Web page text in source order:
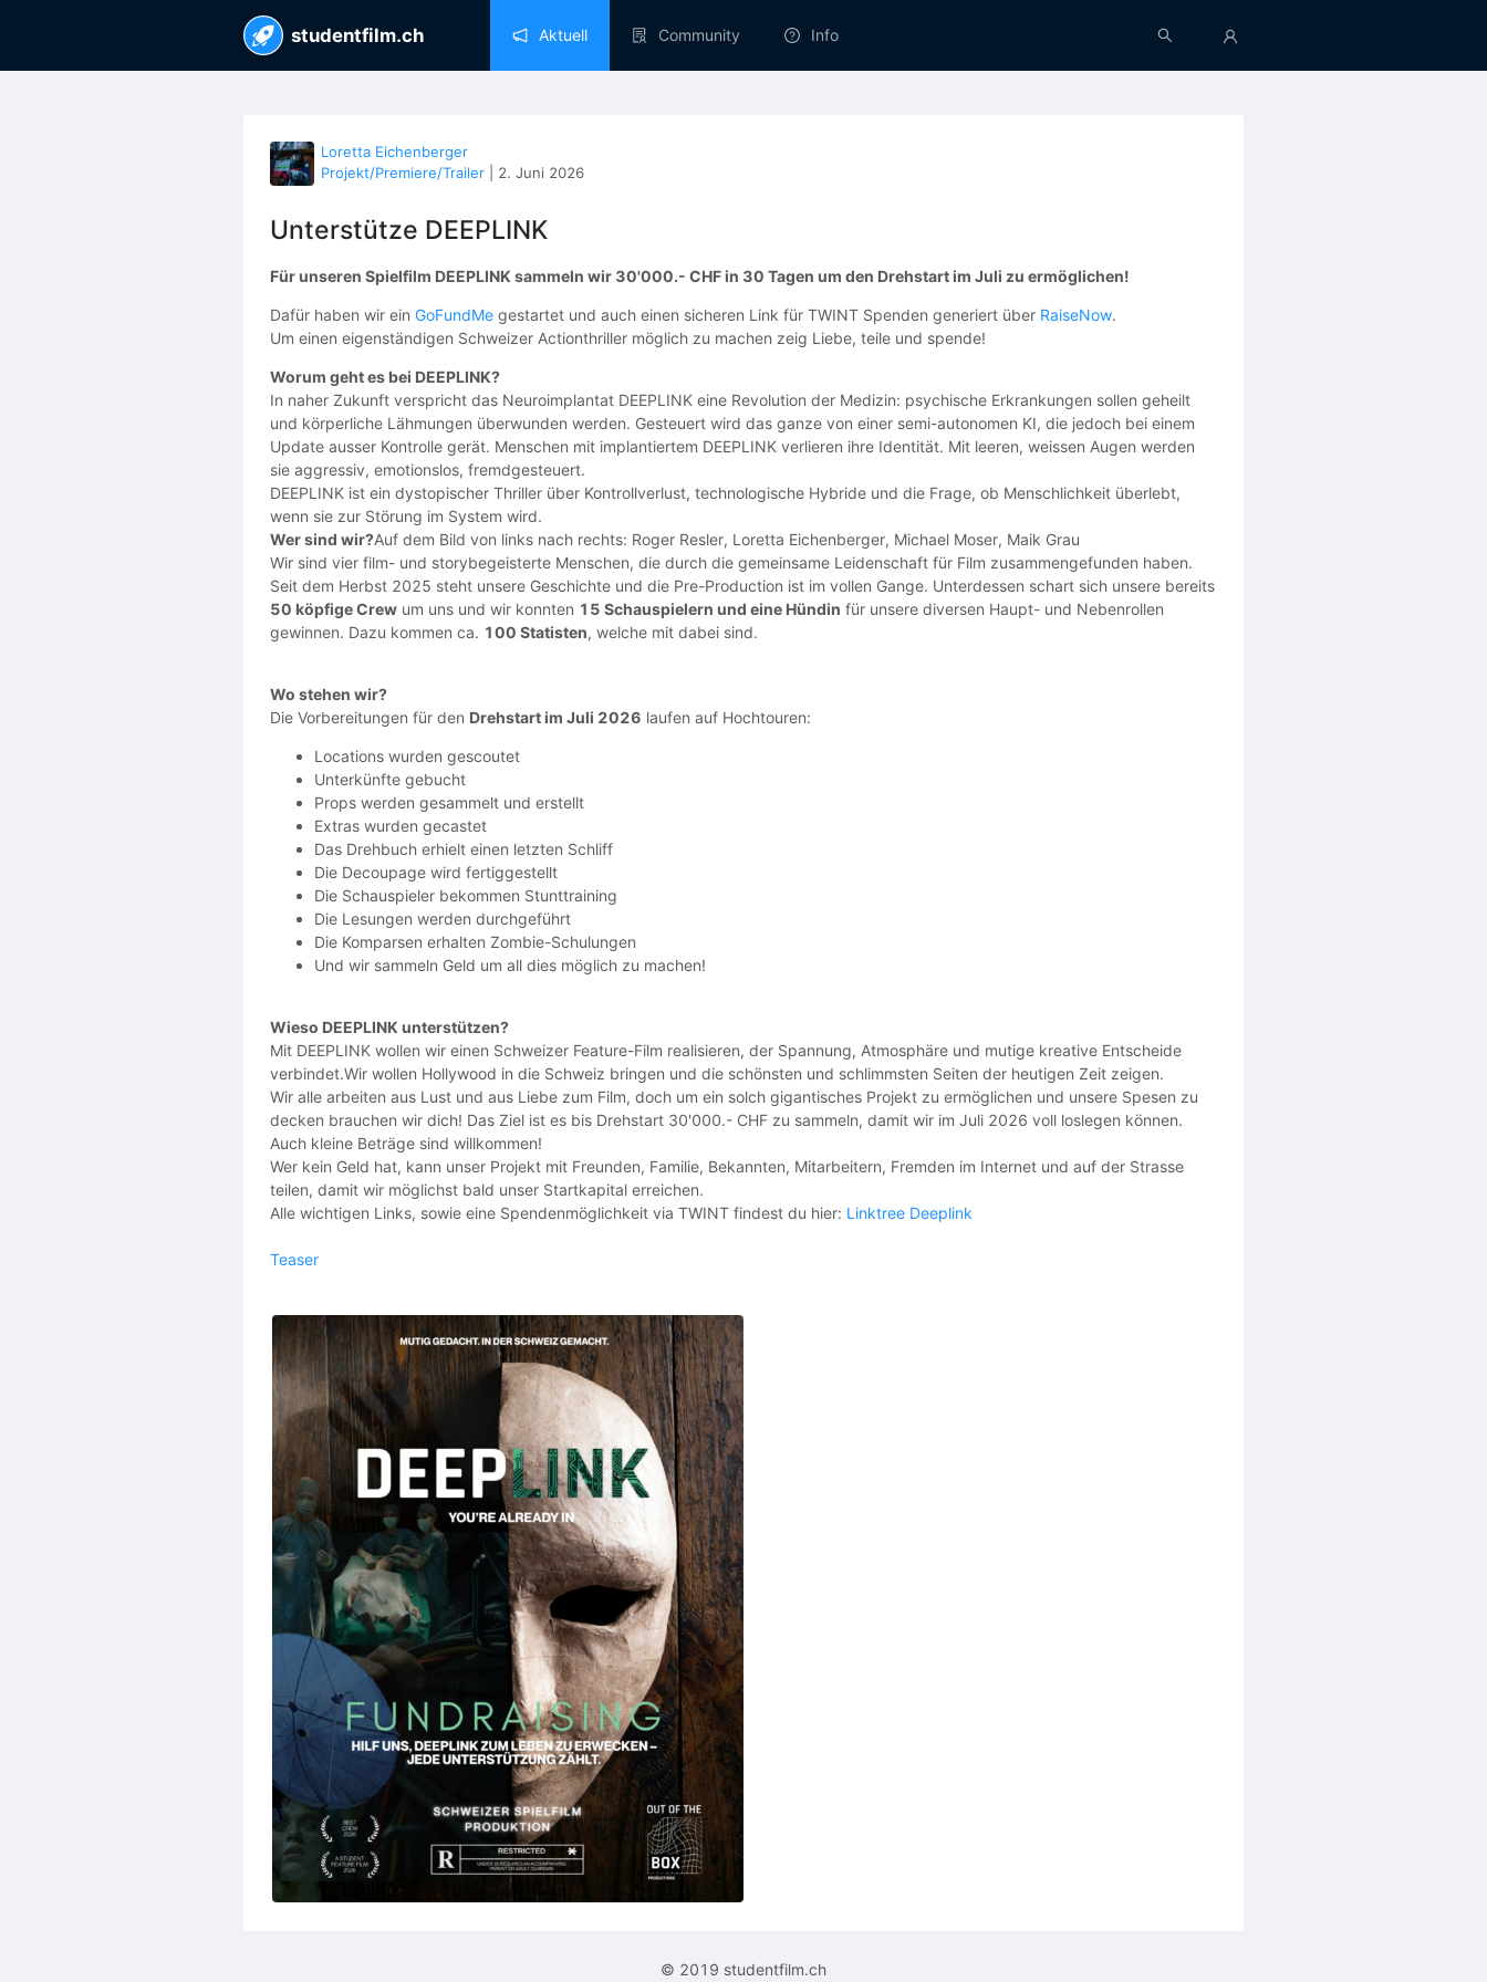
studentfilm.ch Aktuell Community Info
Loretta Eichenberger
Projekt/Premiere/Trailer
2. Juni 2026
Unterstütze DEEPLINK
Für unseren Spielfilm DEEPLINK sammeln wir 30'000.- CHF in 30 Tagen um den Drehstart im Juli zu ermöglichen!
Dafür haben wir ein GoFundMe gestartet und auch einen sicheren Link für TWINT Spenden generiert über RaiseNow.
Um einen eigenständigen Schweizer Actionthriller möglich zu machen zeig Liebe, teile und spende!
Worum geht es bei DEEPLINK?
In naher Zukunft verspricht das Neuroimplantat DEEPLINK eine Revolution der Medizin: psychische Erkrankungen sollen geheilt
und körperliche Lähmungen überwunden werden. Gesteuert wird das ganze von einer semi-autonomen KI, die jedoch bei einem
Update ausser Kontrolle gerät. Menschen mit implantiertem DEEPLINK verlieren ihre Identität. Mit leeren, weissen Augen werden
sie aggressiv, emotionslos, fremdgesteuert.
DEEPLINK ist ein dystopischer Thriller über Kontrollverlust, technologische Hybride und die Frage, ob Menschlichkeit überlebt,
wenn sie zur Störung im System wird.
Wer sind wir?Auf dem Bild von links nach rechts: Roger Resler, Loretta Eichenberger, Michael Moser, Maik Grau
Wir sind vier film- und storybegeisterte Menschen, die durch die gemeinsame Leidenschaft für Film zusammengefunden haben.
Seit dem Herbst 2025 steht unsere Geschichte und die Pre-Production ist im vollen Gange. Unterdessen schart sich unsere bereits
50 köpfige Crew um uns und wir konnten 15 Schauspielern und eine Hündin für unsere diversen Haupt- und Nebenrollen
gewinnen. Dazu kommen ca. 100 Statisten, welche mit dabei sind.
Wo stehen wir?
Die Vorbereitungen für den Drehstart im Juli 2026 laufen auf Hochtouren:
Locations wurden gescoutet
Unterkünfte gebucht
Props werden gesammelt und erstellt
Extras wurden gecastet
Das Drehbuch erhielt einen letzten Schliff
Die Decoupage wird fertiggestellt
Die Schauspieler bekommen Stunttraining
Die Lesungen werden durchgeführt
Die Komparsen erhalten Zombie-Schulungen
Und wir sammeln Geld um all dies möglich zu machen!
Wieso DEEPLINK unterstützen?
Mit DEEPLINK wollen wir einen Schweizer Feature-Film realisieren, der Spannung, Atmosphäre und mutige kreative Entscheide
verbindet.Wir wollen Hollywood in die Schweiz bringen und die schönsten und schlimmsten Seiten der heutigen Zeit zeigen.
Wir alle arbeiten aus Lust und aus Liebe zum Film, doch um ein solch gigantisches Projekt zu ermöglichen und unsere Spesen zu
decken brauchen wir dich! Das Ziel ist es bis Drehstart 30'000.- CHF zu sammeln, damit wir im Juli 2026 voll loslegen können.
Auch kleine Beträge sind willkommen!
Wer kein Geld hat, kann unser Projekt mit Freunden, Familie, Bekannten, Mitarbeitern, Fremden im Internet und auf der Strasse
teilen, damit wir möglichst bald unser Startkapital erreichen.
Alle wichtigen Links, sowie eine Spendenmöglichkeit via TWINT findest du hier: Linktree Deeplink
Teaser
© 2019 studentfilm.ch